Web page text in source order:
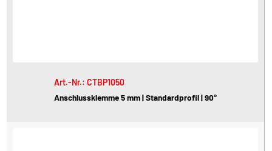
Art.-Nr.: CTBP1050
Anschlussklemme 5 mm | Standardprofil | 90°